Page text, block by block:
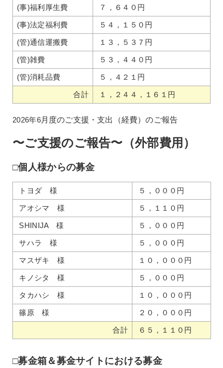
(事)福利厚生費 ７，６４０円
(事)法定福利費 ５４，１５０円
(管)通信運搬費 １３，５３７円
(管)雑費 ５３，４４０円
(管)消耗品費 ５，４２１円
合計 １，２４４，１６１円
2026年6月度のご支援・支出（経費）のご報告
〜ご支援のご報告〜（外部費用）
□個人様からの募金
トヨダ 様 ５，０００円
アオシマ 様 ５，１１０円
SHINIJA 様 ５，０００円
サハラ 様 ５，０００円
マスザキ 様 １０，０００円
キノシタ 様 ５，０００円
タカハシ 様 １０，０００円
篠原 様 ２０，０００円
合計 ６５，１１０円
□募金箱＆募金サイトにおける募金